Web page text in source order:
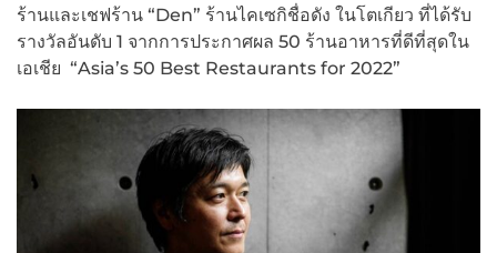
ร้านและเชฟร้าน “Den” ร้านไคเซกิชื่อดัง ในโตเกียว ที่ได้รับ
รางวัลอันดับ 1 จากการประกาศผล 50 ร้านอาหารที่ดีที่สุดใน
เอเชีย “Asia’s 50 Best Restaurants for 2022”